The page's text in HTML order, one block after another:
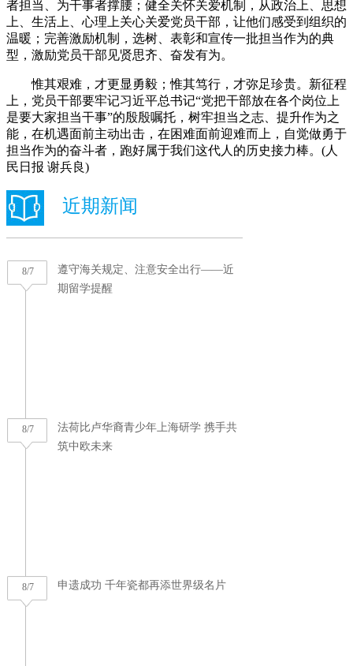
者担当、为干事者撑腰；健全关怀关爱机制，从政治上、思想
上、生活上、心理上关心关爱党员干部，让他们感受到组织的
温暖；完善激励机制，选树、表彰和宣传一批担当作为的典
型，激励党员干部见贤思齐、奋发有为。
惟其艰难，才更显勇毅；惟其笃行，才弥足珍贵。新征程
上，党员干部要牢记习近平总书记“党把干部放在各个岗位上
是要大家担当干事”的殷殷嘱托，树牢担当之志、提升作为之
能，在机遇面前主动出击，在困难面前迎难而上，自觉做勇于
担当作为的奋斗者，跑好属于我们这代人的历史接力棒。(人
民日报 谢兵良)